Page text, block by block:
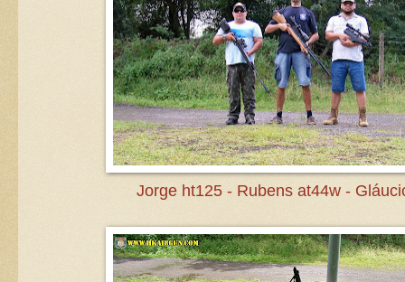
Jorge ht125 - Rubens at44w -